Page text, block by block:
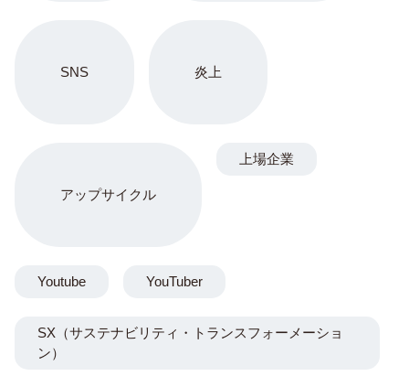
SNS 炎上
アップサイクル
上場企業
Youtube YouTuber
SX（サステナビリティ・トランスフォーメーショ
ン）